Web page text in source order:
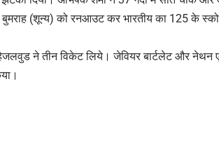
(शून्य) को रनआउट कर भारतीय का 125 के
ने तीन विकेट लिये। जेवियर बार्टलेट और नेथन